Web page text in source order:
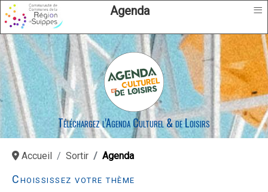
Agenda ≡
Téléchargez l'Agenda Culturel & de Loisirs
Accueil Sortir Agenda
Choississez votre thème